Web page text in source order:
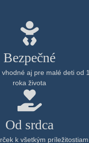
Bezpečné
aj pre malé deti od 1.
roka života
Od srdca
k všetkým príležitostiam